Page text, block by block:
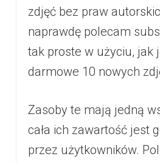
zdjęć bez praw
naprawdę polecam
tak proste w użyciu, jak
darmowe 10 nowych
Zasoby te mają jedną
cała ich zawartość jest
przez użytkowników.